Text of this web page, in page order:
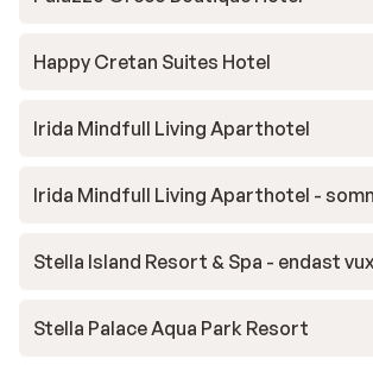
uitstekend 4-sterrenhotel, maar geen
Happy Cretan Suites Hotel
Irida Mindfull Living Aparthotel
Irida Mindfull Living Aparthotel -
Stella Island Resort & Spa - endast
Stella Palace Aqua Park Resort